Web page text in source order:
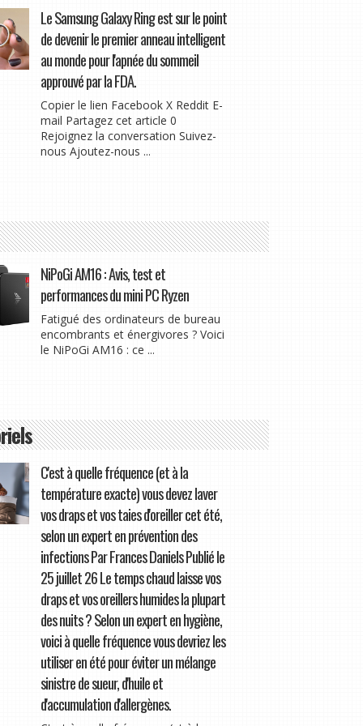
Le Samsung Galaxy Ring est sur le point
de devenir le premier anneau intelligent
au monde pour l'apnée du sommeil
approuvé par la FDA.
Copier le lien Facebook X Reddit E-
mail Partagez cet article 0
Rejoignez la conversation Suivez-
nous Ajoutez-nous ...
NiPoGi AM16 : Avis, test et
performances du mini PC Ryzen
Fatigué des ordinateurs de bureau
encombrants et énergivores ? Voici
le NiPoGi AM16 : ce ...
C'est à quelle fréquence (et à la
température exacte) vous devez laver
vos draps et vos taies d'oreiller cet été,
selon un expert en prévention des
infections Par Frances Daniels Publié le
25 juillet 26 Le temps chaud laisse vos
draps et vos oreillers humides la plupart
des nuits ? Selon un expert en hygiène,
voici à quelle fréquence vous devriez les
utiliser en été pour éviter un mélange
sinistre de sueur, d'huile et
d'accumulation d'allergènes.